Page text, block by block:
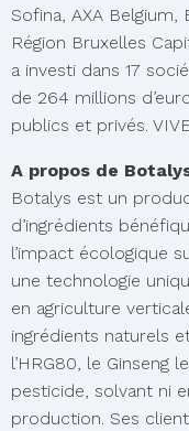
Sofina, AXA Belgium,
Région Bruxelles
a investi dans 17
de 264 millions
publics et privés.
A propos de
Botalys est un
d’ingrédients
l’impact écologique
une technologie
en agriculture
ingrédients naturels
l’HRG80, le Ginseng
pesticide, solvant ni
production. Ses